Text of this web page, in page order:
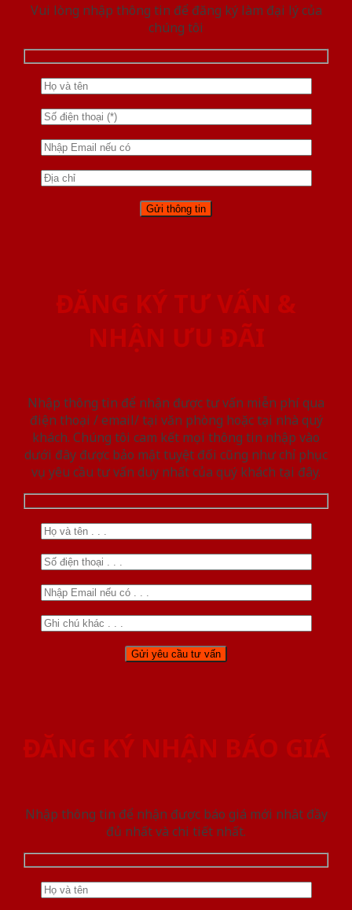
Vui lòng nhập thông tin để đăng ký làm đại lý của
chúng tôi
ĐĂNG KÝ TƯ VẤN &
NHẬN ƯU ĐÃI
Nhập thông tin để nhận được tư vấn miễn phí qua
điện thoại / email/ tại văn phòng hoặc tại nhà quý
khách. Chúng tôi cam kết mọi thông tin nhập vào
dưới đây được bảo mật tuyệt đối cũng như chỉ phục
vụ yêu cầu tư vấn duy nhất của quý khách tại đây.
ĐĂNG KÝ NHẬN BÁO GIÁ
Nhập thông tin để nhận được báo giá mới nhât đầy
đủ nhất và chi tiết nhất.